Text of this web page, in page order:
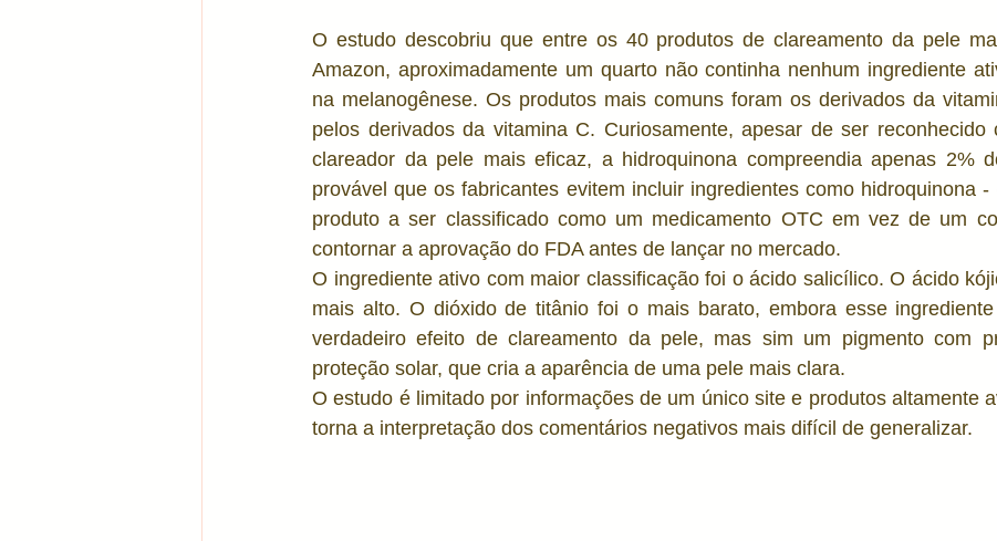
O estudo descobriu que entre os 40 produtos de clareamento da pele
Amazon, aproximadamente um quarto não continha nenhum ingrediente
na melanogênese. Os produtos mais comuns foram os derivados da
pelos derivados da vitamina C. Curiosamente, apesar de ser reconhecido
clareador da pele mais eficaz, a hidroquinona compreendia apenas 2%
provável que os fabricantes evitem incluir ingredientes como hidroquinona
produto a ser classificado como um medicamento OTC em vez de um
contornar a aprovação do FDA antes de lançar no mercado.
O ingrediente ativo com maior classificação foi o ácido salicílico. O ácido
mais alto. O dióxido de titânio foi o mais barato, embora esse
verdadeiro efeito de clareamento da pele, mas sim um pigmento com
proteção solar, que cria a aparência de uma pele mais clara.
O estudo é limitado por informações de um único site e produtos altamente
torna a interpretação dos comentários negativos mais difícil de generalizar.